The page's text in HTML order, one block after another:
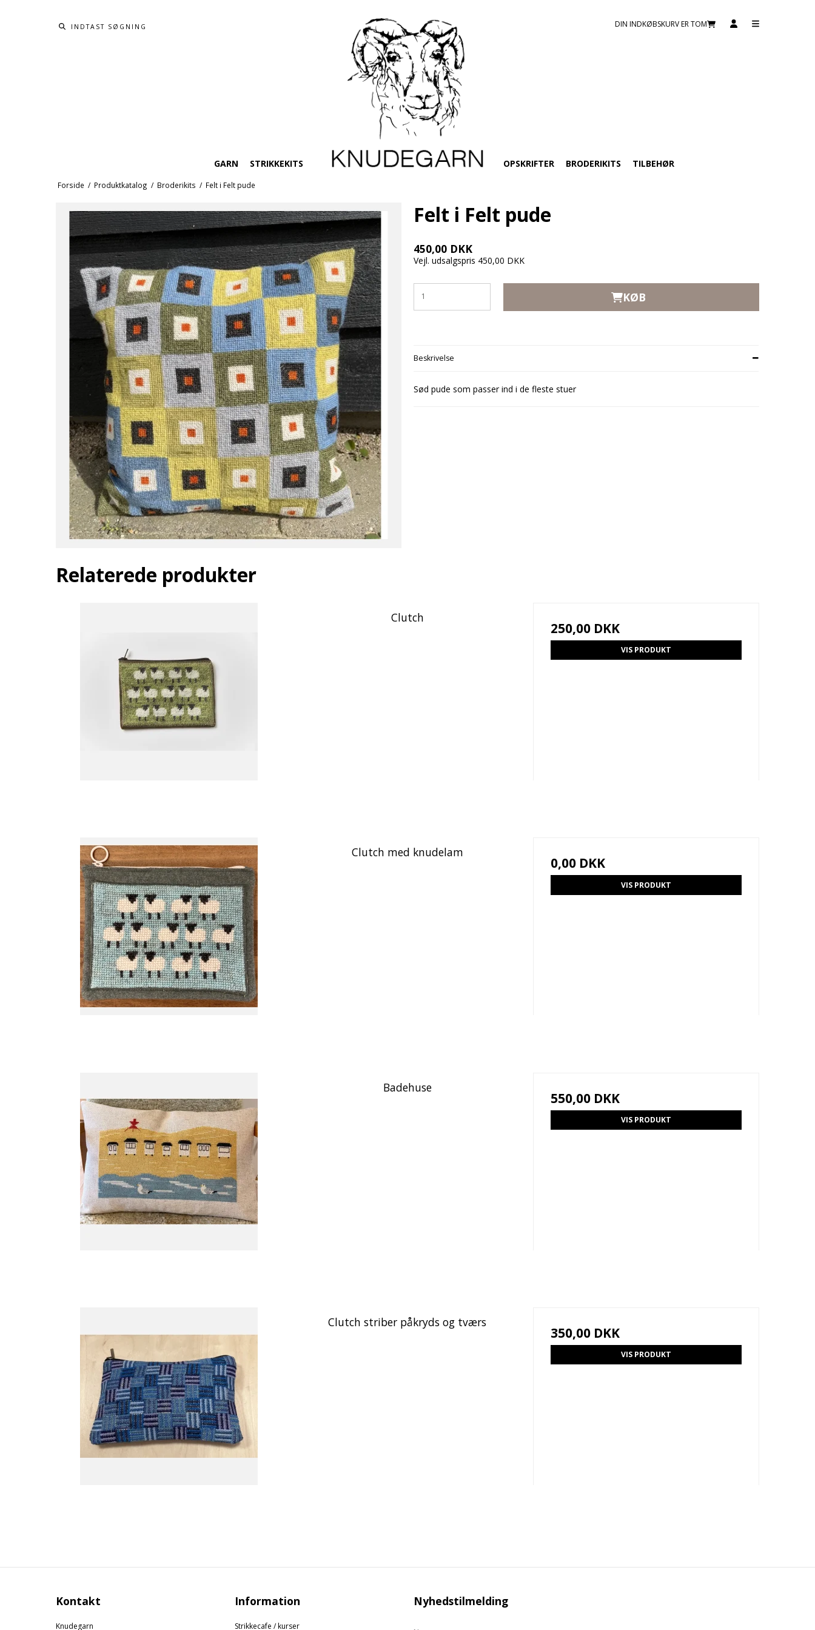
GARN STRIKKEKITS
DIN INDKØBSKURV ER TOM
OPSKRIFTER BRODERIKITS TILBEHØR
Forside / Produktkatalog / Broderikits / Felt i Felt pude
Felt i Felt pude
450,00 DKK
Vejl. udsalgspris 450,00 DKK
KØB
Beskrivelse
Sød pude som passer ind i de fleste stuer
Relaterede produkter
Clutch
250,00 DKK
VIS PRODUKT
Clutch med knudelam
0,00 DKK
VIS PRODUKT
Badehuse
550,00 DKK
VIS PRODUKT
Clutch striber påkryds og tværs
350,00 DKK
VIS PRODUKT
Kontakt
Knudegarn
Information
Strikkecafe / kurser
Nyhedstilmelding